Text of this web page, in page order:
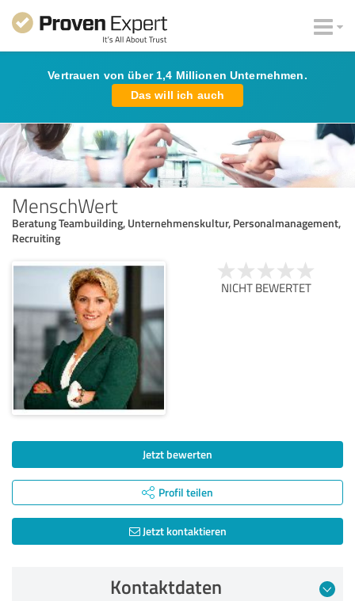
Vertrauen von über 1,4 Millionen Unternehmen.
Das will ich auch
MenschWert
Beratung Teambuilding, Unternehmenskultur, Personalmanagement,
Recruiting
NICHT BEWERTET
Jetzt bewerten
Profil teilen
Jetzt kontaktieren
Kontaktdaten